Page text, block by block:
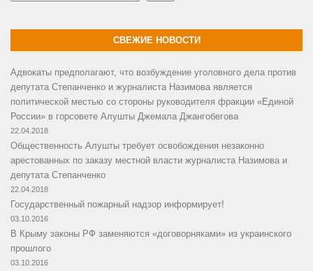
СВЕЖИЕ НОВОСТИ
Адвокаты предполагают, что возбуждение уголовного дела против
депутата Степанченко и журналиста Назимова является
политической местью со стороны руководителя фракции «Единой
России» в горсовете Алушты Джемала Джангобегова
22.04.2018
Общественность Алушты требует освобождения незаконно
арестованных по заказу местной власти журналиста Назимова и
депутата Степанченко
22.04.2018
Государственный пожарный надзор информирует!
03.10.2016
В Крыму законы РФ заменяются «договорняками» из украинского
прошлого
03.10.2016